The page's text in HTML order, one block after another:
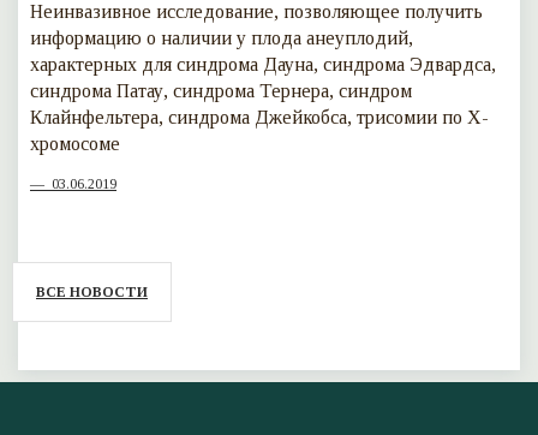
Неинвазивное исследование, позволяющее получить
информацию о наличии у плода анеуплодий,
характерных для синдрома Дауна, синдрома Эдвардса,
синдрома Патау, синдрома Тернера, синдром
Клайнфельтера, синдрома Джейкобса, трисомии по Х-
хромосоме
03.06.2019
ВСЕ НОВОСТИ